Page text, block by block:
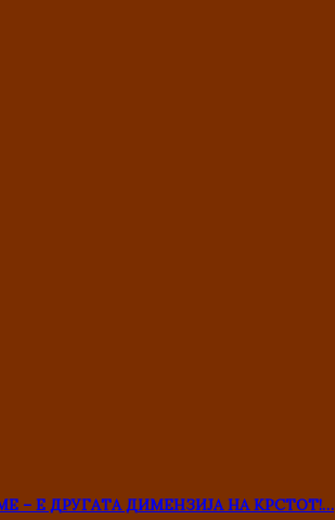
– Е ДРУГАТА ДИМЕНЗИЈА НА КРСТОТ!…